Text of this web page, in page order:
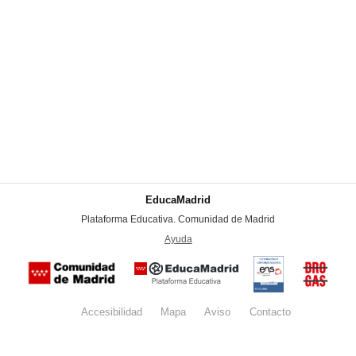
EducaMadrid
Plataforma Educativa. Comunidad de Madrid
Ayuda
Certificación
conformidad
con el
Nacional de
Seguridad
del
Accesibilidad Mapa Aviso legalContacto